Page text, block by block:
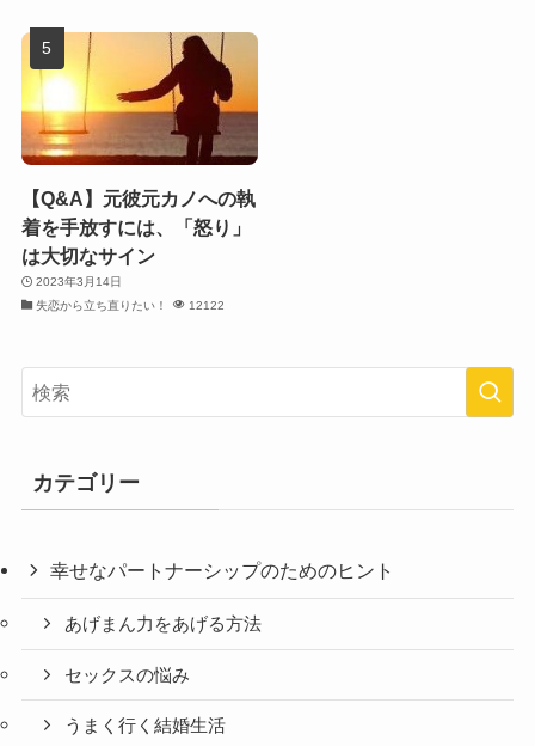
【Q&A】元彼元カノへの執
着を手放すには、「怒り」
は大切なサイン
2023年3月14日
失恋から立ち直りたい！
12122
カテゴリー
幸せなパートナーシップのためのヒント
あげまん力をあげる方法
セックスの悩み
うまく行く結婚生活